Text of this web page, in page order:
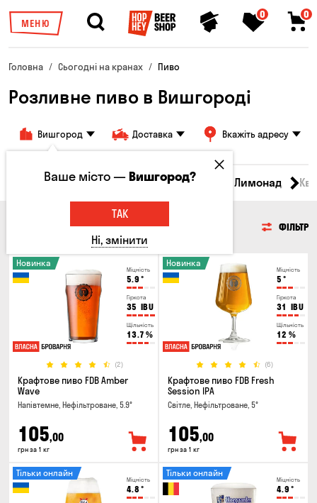
МЕНЮ
0 0
Головна Сьогодні на кранах Пиво
Розливне пиво в Вишгороді
Вишгород Доставка Вкажіть адресу
Всі товари Пиво Сидр Вино Лимонад
ФІЛЬТР
Міцність
5.9 °
Гіркота
35 IBU
Щільність
13.7 %
(2)
Новинка
Крафтове пиво FDB Amber
Wave
Напівтемне, Нефільтроване, 5.9°
105,00
грн за 1 кг
Міцність
5 °
Гіркота
31 IBU
Щільність
12 %
(6)
Новинка
Крафтове пиво FDB Fresh
Session IPA
Світле, Нефільтроване, 5°
105,00
грн за 1 кг
Міцність
4.8 °
Тільки онлайн
Міцність
4.9 °
Тільки онлайн
Ваше місто —Вишгород?
ТАК
Ні, змінити